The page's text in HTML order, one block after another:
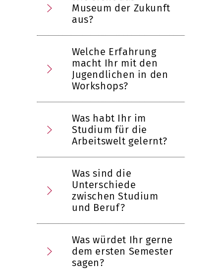
Museum der Zukunft
aus?
Welche Erfahrung
macht Ihr mit den
Jugendlichen in den
Workshops?
Was habt Ihr im
Studium für die
Arbeitswelt gelernt?
Was sind die
Unterschiede
zwischen Studium
und Beruf?
Was würdet Ihr gerne
dem ersten Semester
sagen?